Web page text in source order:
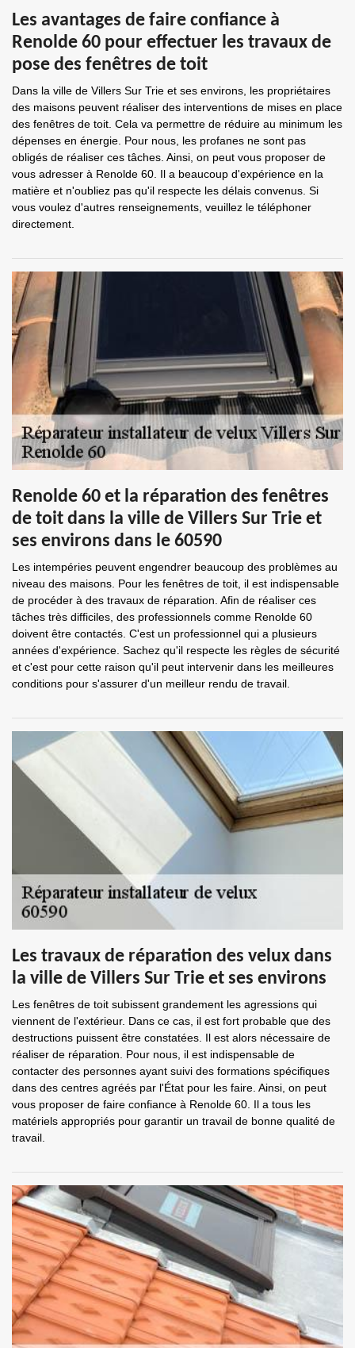
Les avantages de faire confiance à
Renolde 60 pour effectuer les travaux de
pose des fenêtres de toit
Dans la ville de Villers Sur Trie et ses environs, les propriétaires
des maisons peuvent réaliser des interventions de mises en place
des fenêtres de toit. Cela va permettre de réduire au minimum les
dépenses en énergie. Pour nous, les profanes ne sont pas
obligés de réaliser ces tâches. Ainsi, on peut vous proposer de
vous adresser à Renolde 60. Il a beaucoup d'expérience en la
matière et n'oubliez pas qu'il respecte les délais convenus. Si
vous voulez d'autres renseignements, veuillez le téléphoner
directement.
Renolde 60 et la réparation des fenêtres
de toit dans la ville de Villers Sur Trie et
ses environs dans le 60590
Les intempéries peuvent engendrer beaucoup des problèmes au
niveau des maisons. Pour les fenêtres de toit, il est indispensable
de procéder à des travaux de réparation. Afin de réaliser ces
tâches très difficiles, des professionnels comme Renolde 60
doivent être contactés. C'est un professionnel qui a plusieurs
années d'expérience. Sachez qu'il respecte les règles de sécurité
et c'est pour cette raison qu'il peut intervenir dans les meilleures
conditions pour s'assurer d'un meilleur rendu de travail.
Les travaux de réparation des velux dans
la ville de Villers Sur Trie et ses environs
Les fenêtres de toit subissent grandement les agressions qui
viennent de l'extérieur. Dans ce cas, il est fort probable que des
destructions puissent être constatées. Il est alors nécessaire de
réaliser de réparation. Pour nous, il est indispensable de
contacter des personnes ayant suivi des formations spécifiques
dans des centres agréés par l'État pour les faire. Ainsi, on peut
vous proposer de faire confiance à Renolde 60. Il a tous les
matériels appropriés pour garantir un travail de bonne qualité de
travail.